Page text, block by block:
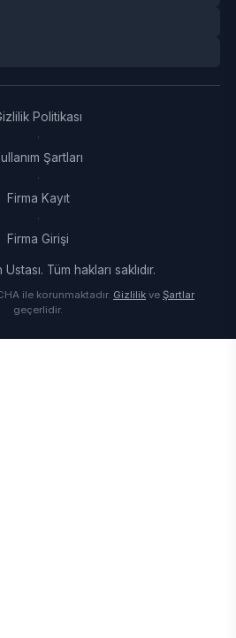
Politikası
·
Şartları
·
Firma Kayıt
·
Firma Girişi
Tüm hakları saklıdır.
ile korunmaktadır. Gizlilik ve Şartlar
geçerlidir.